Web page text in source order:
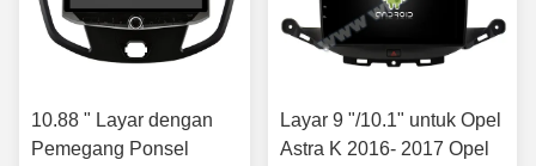
10.88 " Layar dengan
Pemegang Ponsel
Layar 9 "/10.1" untuk Opel
Astra K 2016- 2017 Opel